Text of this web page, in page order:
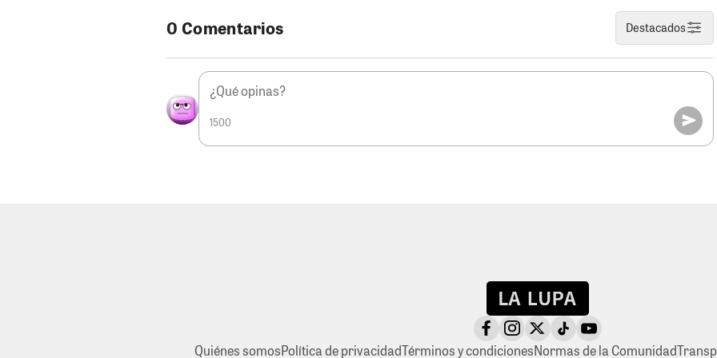
0 Comentarios Destacados
1500
Quiénes somosPolítica de privacidadTérminos y condicionesNormas de la Comunidad